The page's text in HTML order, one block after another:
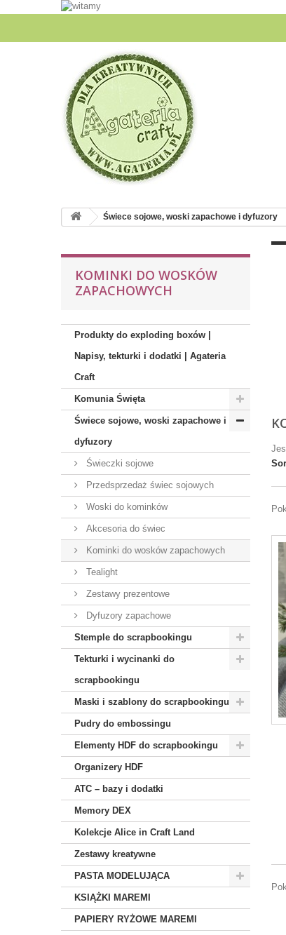
Świece sojowe, woski zapachowe i dyfuzory
KOMINKI DO WOSKÓW
ZAPACHOWYCH
Produkty do exploding boxów |
Napisy, tekturki i dodatki | Agateria
Craft
Komunia Święta
Świece sojowe, woski zapachowe i
dyfuzory
Świeczki sojowe
Przedsprzedaż świec sojowych
Woski do kominków
Akcesoria do świec
Kominki do wosków zapachowych
Tealight
Zestawy prezentowe
Dyfuzory zapachowe
Stemple do scrapbookingu
Tekturki i wycinanki do
scrapbookingu
Maski i szablony do scrapbookingu
Pudry do embossingu
Elementy HDF do scrapbookingu
Organizery HDF
ATC – bazy i dodatki
Memory DEX
Kolekcje Alice in Craft Land
Zestawy kreatywne
PASTA MODELUJĄCA
KSIĄŻKI MAREMI
PAPIERY RYŻOWE MAREMI